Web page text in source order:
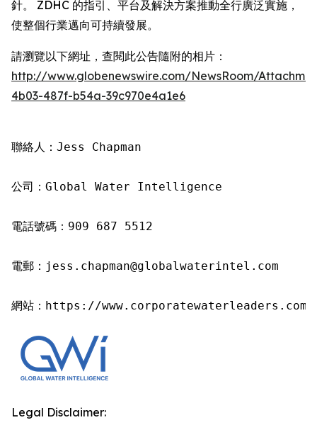
針。 ZDHC 的指引、平台及解決方案推動全行廣泛實施，
使整個行業邁向可持續發展。
請瀏覽以下網址，查閱此公告隨附的相片：
http://www.globenewswire.com/NewsRoom/
4b03-487f-b54a-39c970e4a1e6
聯絡人：Jess Chapman
公司：Global Water Intelligence
電話號碼：909 687 5512
電郵：jess.chapman@globalwaterintel.com
網站：https://www.corporatewaterleaders.com
Legal Disclaimer: